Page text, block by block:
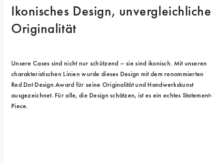
Ikonisches Design, unvergleichliche
Originalität
Unsere Cases sind nicht nur schützend – sie sind ikonisch. Mit unseren
charakteristischen Linien wurde dieses Design mit dem renommierten
Red Dot Design Award für seine Originalität und Handwerkskunst
ausgezeichnet. Für alle, die Design schätzen, ist es ein echtes Statement-
Piece.